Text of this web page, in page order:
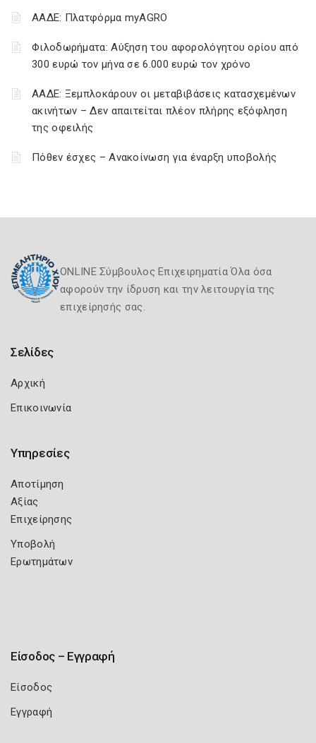
ΑΑΔΕ: Πλατφόρμα myAGRO
Φιλοδωρήματα: Αύξηση του αφορολόγητου ορίου από
300 ευρώ τον μήνα σε 6.000 ευρώ τον χρόνο
ΑΑΔΕ: Ξεμπλοκάρουν οι μεταβιβάσεις κατασχεμένων
ακινήτων – Δεν απαιτείται πλέον πλήρης εξόφληση
της οφειλής
Πόθεν έσχες – Ανακοίνωση για έναρξη υποβολής
ONLINE Σύμβουλος Επιχειρηματία Όλα όσα
αφορούν την ίδρυση και την λειτουργία της
επιχείρησής σας.
Σελίδες
Αρχική
Επικοινωνία
Υπηρεσίες
Αποτίμηση
Αξίας
Επιχείρησης
Υποβολή
Ερωτημάτων
Είσοδος – Εγγραφή
Είσοδος
Εγγραφή